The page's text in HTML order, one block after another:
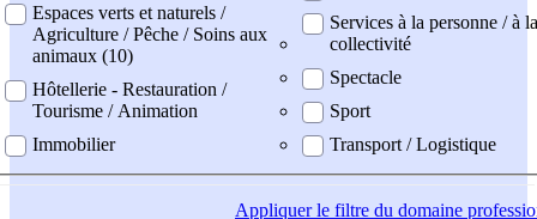
Espaces verts et naturels /
Agriculture / Pêche / Soins aux
animaux (10)
Hôtellerie - Restauration /
Tourisme / Animation
Immobilier
Services à la personne / à la
collectivité
Spectacle
Sport
Transport / Logistique
Appliquerle filtre du domaine